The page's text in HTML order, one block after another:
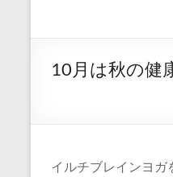
10月は秋の健
イルチブレインヨ